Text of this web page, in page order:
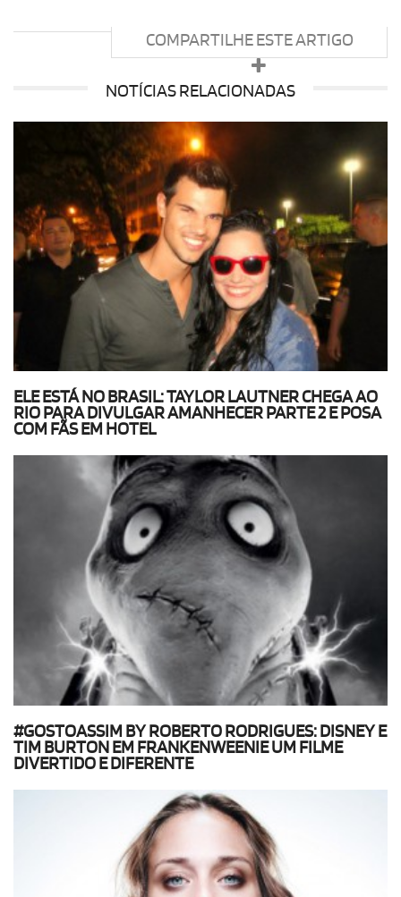
COMPARTILHE ESTE ARTIGO
NOTÍCIAS RELACIONADAS
ELE ESTÁ NO BRASIL: TAYLOR LAUTNER CHEGA AO
RIO PARA DIVULGAR AMANHECER PARTE 2 E POSA
COM FÃS EM HOTEL
#GOSTOASSIM BY ROBERTO RODRIGUES: DISNEY E
TIM BURTON EM FRANKENWEENIE UM FILME
DIVERTIDO E DIFERENTE